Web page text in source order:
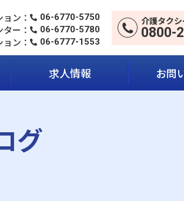
ョン 06-6770-5750
ター 06-6770-5780
ョン 06-6777-1553
介護タクシ
0800-
求人情報 お問
グ